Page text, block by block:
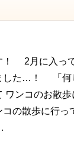
！ 2月に入っ
した…！ 「何
ンコのお散歩
コの散歩に行っ